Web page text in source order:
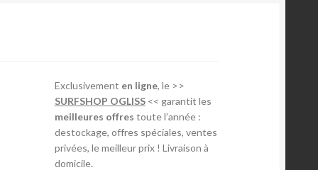
Exclusivement en ligne, le >>
SURFSHOP OGLISS<< garantit les
meilleures offres toute l’année :
destockage, offres spéciales, ventes
privées, le meilleur prix ! Livraison à
domicile.